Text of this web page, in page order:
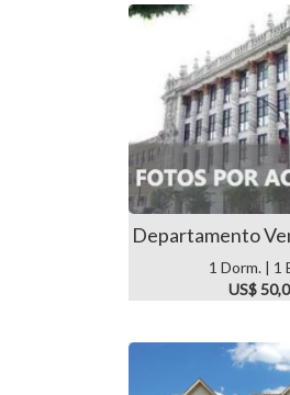
Departamento
1 Dorm. | 1
US$